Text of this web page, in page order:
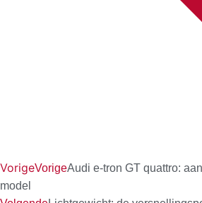
VorigeVorigeAudi e-tron GT quattro:
model